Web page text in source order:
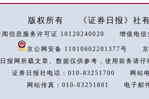
版权所有 《证券日报》社
闻信息服务许可证 10120240020 增值电
京公网安备 11010602201377号
报网所载文章、数据仅供参考，使用前务请仔
证券日报社电话：010-83251700
网站
网站传真：010-83251801
电子邮